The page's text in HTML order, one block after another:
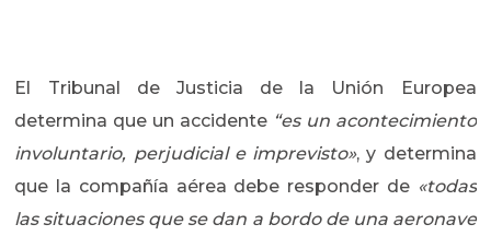
El Tribunal de Justicia de la Unión Europea
determina que un accidente “es un acontecimiento
involuntario, perjudicial e imprevisto», y determina
que la compañía aérea debe responder de «todas
las situaciones que se dan a bordo de una aeronave